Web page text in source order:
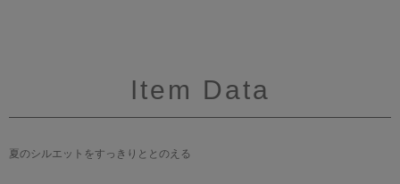
Item Data
夏のシルエットをすっきりととのえる